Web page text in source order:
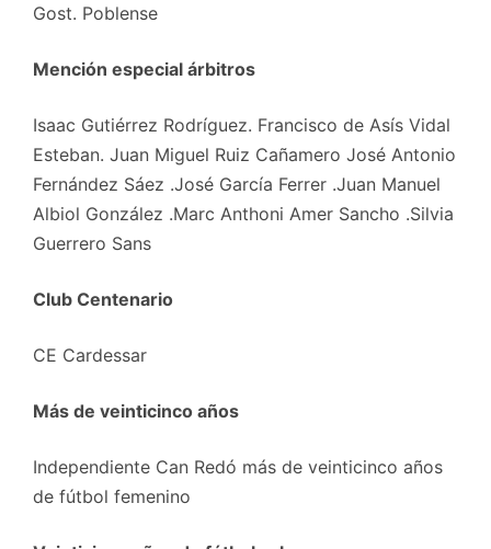
Gost. Poblense
Mención especial árbitros
Isaac Gutiérrez Rodríguez. Francisco de Asís Vidal
Esteban. Juan Miguel Ruiz Cañamero José Antonio
Fernández Sáez .José García Ferrer .Juan Manuel
Albiol González .Marc Anthoni Amer Sancho .Silvia
Guerrero Sans
Club Centenario
CE Cardessar
Más de veinticinco años
Independiente Can Redó más de veinticinco años
de fútbol femenino